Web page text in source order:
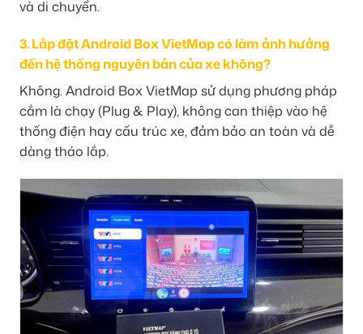
và di chuyển.
3. Lắp đặt Android Box VietMap có làm ảnh hưởng
đến hệ thống nguyên bản của xe không?
Không. Android Box VietMap sử dụng phương pháp
cắm là chạy (Plug & Play), không can thiệp vào hệ
thống điện hay cấu trúc xe, đảm bảo an toàn và dễ
dàng tháo lắp.